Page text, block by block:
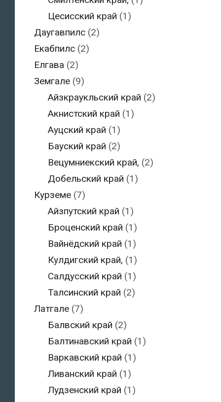
Цесисский край (1)
Даугавпилс(2)
Екабпилс(2)
Елгава (2)
Земгале(9)
Айзкраукльский край (2)
Акнистский край (1)
Ауцский край (1)
Бауский край (2)
Вецумниекский край, (2)
Добельский край (1)
Курземе(7)
Айзпутский край (1)
Броценский край (1)
Вайнёдский край (1)
Кулдигский край, (1)
Салдусский край (1)
Талсинский край (2)
Латгале(7)
Балвский край (2)
Балтинавский край (1)
Варкавский край (1)
Ливанский край (1)
Лудзенский край (1)